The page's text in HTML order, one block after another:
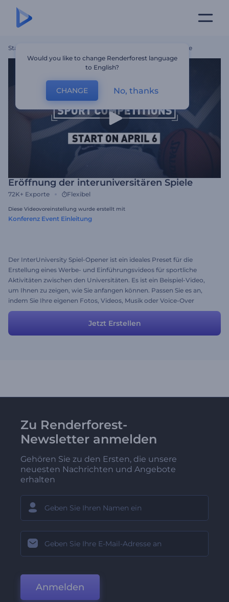
Startseite Eröffnung Der Interuniversitären Spiele
Eröffnung der interuniversitären Spiele
72K+ Exporte Flexibel
Diese Videovoreinstellung wurde erstellt mit
Konferenz Event Einleitung
Der InterUniversity Spiel-Opener ist ein ideales Preset für die
Erstellung eines Werbe- und Einführungsvideos für sportliche
Aktivitäten zwischen den Universitäten. Es ist ein Beispiel-Video,
um Ihnen zu zeigen, wie Sie anfangen können. Passen Sie es an,
indem Sie Ihre eigenen Fotos, Videos, Musik oder Voice-Over
verwenden. Sie können bei Bedarf Szenen hinzufügen und löschen.
Jetzt Erstellen
Zu Renderforest-
Newsletter anmelden
Gehören Sie zu den Ersten, die unsere
neuesten Nachrichten und Angebote
erhalten
Anmelden
Would you like to change Renderforest language
to English?
CHANGE No, thanks